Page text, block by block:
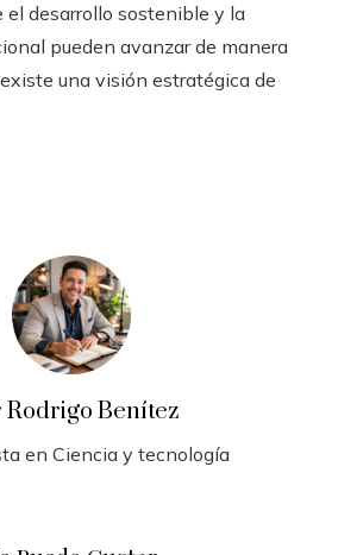
el desarrollo sostenible y la
pueden avanzar de manera
una visión estratégica de
Rodrigo Benítez
en Ciencia y tecnología